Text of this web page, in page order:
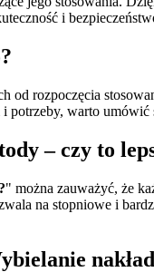
i
od rozpoczęcia
warto
– czy to
" można zauważyć, że
na stopniowe i